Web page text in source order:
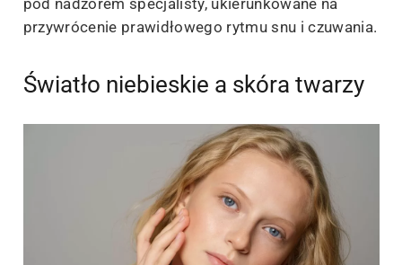
pod nadzorem specjalisty, ukierunkowane na
przywrócenie prawidłowego rytmu snu i czuwania.
Światło niebieskie a skóra twarzy